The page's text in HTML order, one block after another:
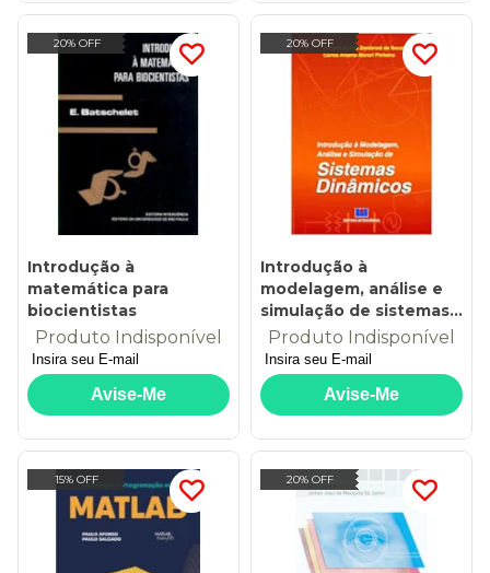
20% OFF
Introdução à
matemática para
biocientistas
Produto Indisponível
20% OFF
Introdução à
modelagem, análise e
simulação de sistemas
dinâmicos
Produto Indisponível
15% OFF 20% OFF